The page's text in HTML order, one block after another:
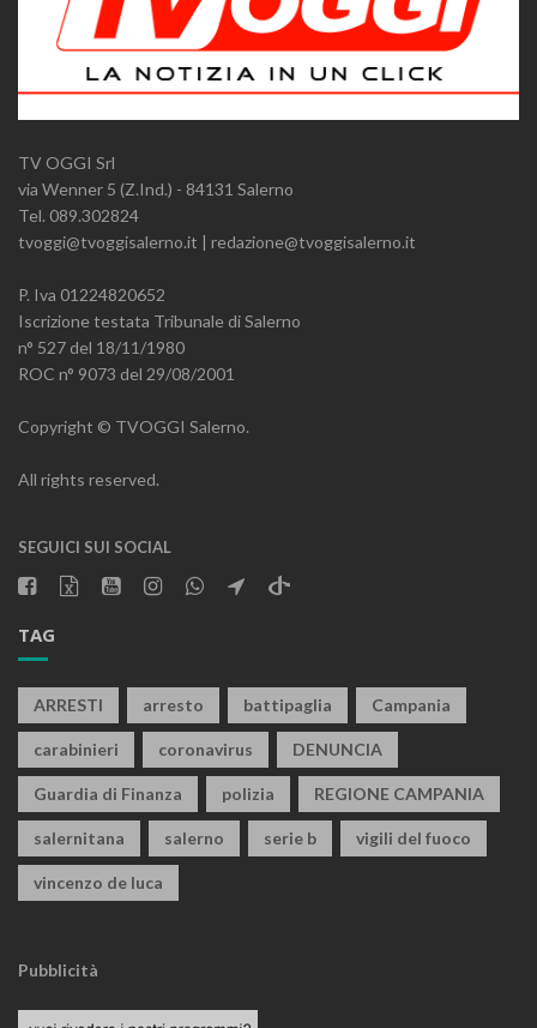
TV OGGI Srl
via Wenner 5 (Z.Ind.) - 84131 Salerno
Tel. 089.302824
tvoggi@tvoggisalerno.it | redazione@tvoggisalerno.it
P. Iva 01224820652
Iscrizione testata Tribunale di Salerno
n° 527 del 18/11/1980
ROC n° 9073 del 29/08/2001
Copyright © TVOGGI Salerno.
All rights reserved.
SEGUICI SUI SOCIAL
TAG
ARRESTI arresto battipaglia Campania
carabinieri coronavirus DENUNCIA
Guardia di Finanza polizia REGIONE CAMPANIA
salernitana salerno serie b vigili del fuoco
vincenzo de luca
Pubblicità